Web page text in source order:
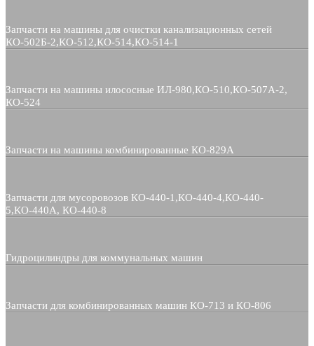
Запчасти на машины для очистки канализационных сетей
КО-502Б-2,КО-512,КО-514,КО-514-1
Запчасти на машины илососные ИЛ-980,КО-510,КО-507А-2,
КО-524
Запчасти на машины комбинированные КО-829А
Запчасти для мусоровозов КО-440-1,КО-440-4,КО-440-
5,КО-440А, КО-440-8
Гидроцилиндры для коммунальных машин
Запчасти для комбинированных машин КО-713 и КО-806